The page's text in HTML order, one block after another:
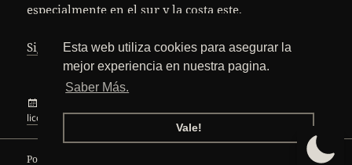
Esta web utiliza cookies para asegurar la
mejor experiencia en nuestra pagina.
Saber Más.
Vale!
especialmente en el sur y la costa este.
Sigue leyendoAmarula
licor
marula,Sudafrica 1 comentarioen Amarula
Política de privacidad